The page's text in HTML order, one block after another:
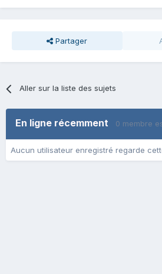
Partager
Aller sur la liste des sujets
En ligne récemment 0 membre
Aucun utilisateur enregistré regarde